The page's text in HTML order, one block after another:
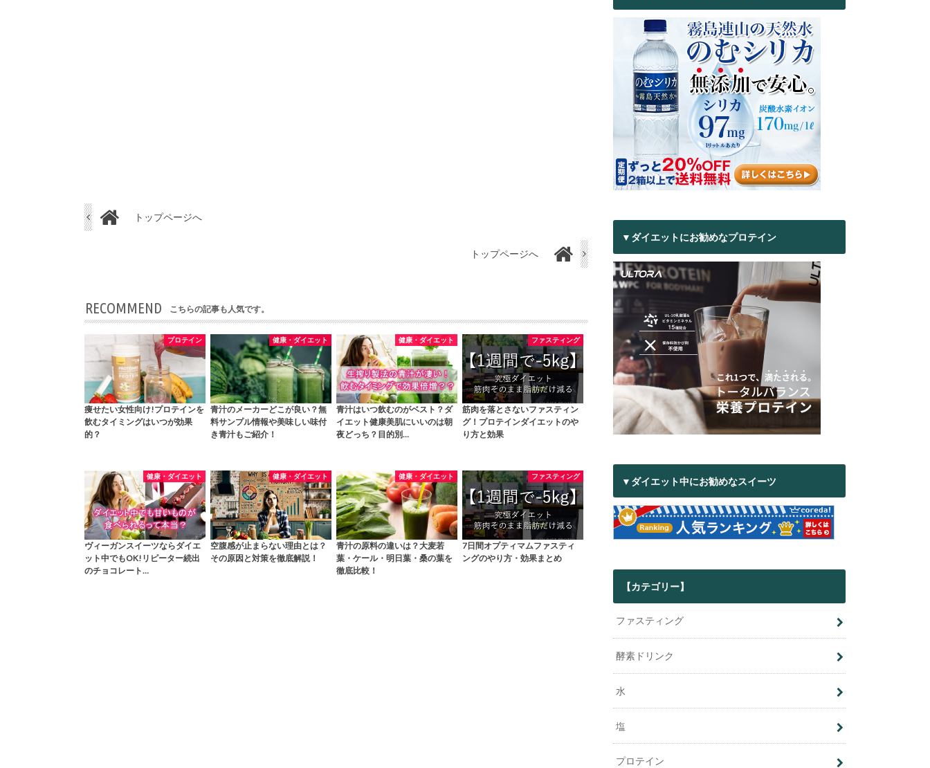
トップページへ
トップページへ
RECOMMEND こちらの記事も人気です。
プロテイン
痩せたい女性向け!プロテインを
飲むタイミングはいつが効果
的？
健康・ダイエット
青汁のメーカーどこが良い？無
料サンプル情報や美味しい味付
き青汁もご紹介！
健康・ダイエット
青汁はいつ飲むのがベスト？ダ
イエット健康美肌にいいのは朝
夜どっち？目的別…
ファスティング
筋肉を落とさないファスティン
グ！プロテインダイエットのや
り方と効果
健康・ダイエット
ヴィーガンスイーツならダイエ
ット中でもOK!リピーター続出
のチョコレート…
健康・ダイエット
空腹感が止まらない理由とは？
その原因と対策を徹底解説！
健康・ダイエット
青汁の原料の違いは？大麦若
葉・ケール・明日葉・桑の葉を
徹底比較！
ファスティング
7日間オプティマムファスティ
ングのやり方・効果まとめ
▼ダイエットにお勧めなプロテイン
▼ダイエット中にお勧めなスイーツ
【カテゴリー】
ファスティング
酵素ドリンク
水
塩
プロテイン